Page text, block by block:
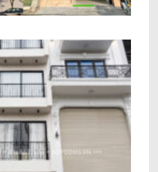
Phố Hiện Đại 6 Tầng
Long Biên